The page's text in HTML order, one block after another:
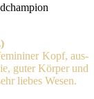
)
Kopf, aus­
guter Kör­per und
lie­bes Wesen.